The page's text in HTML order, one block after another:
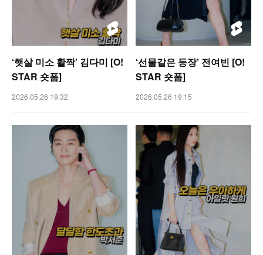
‘햇살 미소 활짝’ 김다미 [O!
STAR 숏폼]
2026.05.26 19:32
‘선물같은 등장’ 전여빈 [O!
STAR 숏폼]
2026.05.26 19:15